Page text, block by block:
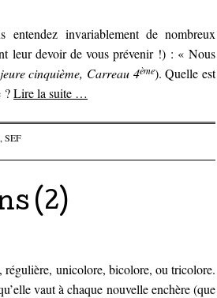
invariablement de nombreux
leur devoir de vous prévenir !) : « Nous
cinquième, Carreau 4ème). Quelle est
?Lire la suite …
, SEF
(2)
régulière, unicolore, bicolore, ou tricolore.
vaut à chaque nouvelle enchère (que